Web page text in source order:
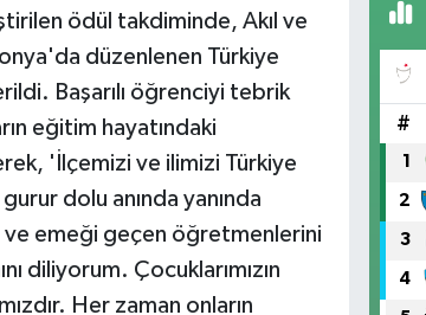
ödül takdiminde, Akıl ve
düzenlenen Türkiye
Başarılı öğrenciyi tebrik
eğitim hayatındaki
'İlçemizi ve ilimizi Türkiye
dolu anında yanında
ve emeği geçen öğretmenlerini
diliyorum. Çocuklarımızın
Her zaman onların
#
1
2
3
4